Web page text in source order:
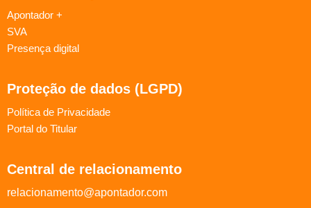
Apontador +
SVA
Presença digital
Proteção de dados (LGPD)
Política de Privacidade
Portal do Titular
Central de relacionamento
relacionamento@apontador.com